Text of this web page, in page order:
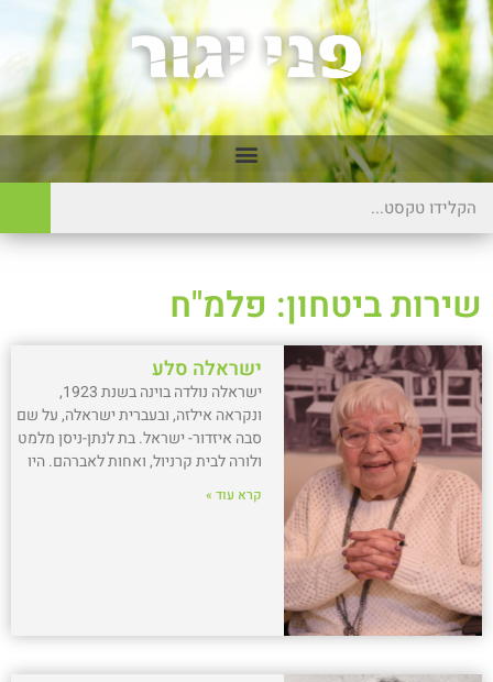
שירות ביטחון: פלמ"ח
ישראלה סלע
ישראלה נולדה בוינה בשנת 1923,
ונקראה אילזה, ובעברית ישראלה, על שם
סבה איזדור- ישראל. בת לנתן-ניסן מלמט
ולורה לבית קרניול, ואחות לאברהם. היו
קרא עוד »